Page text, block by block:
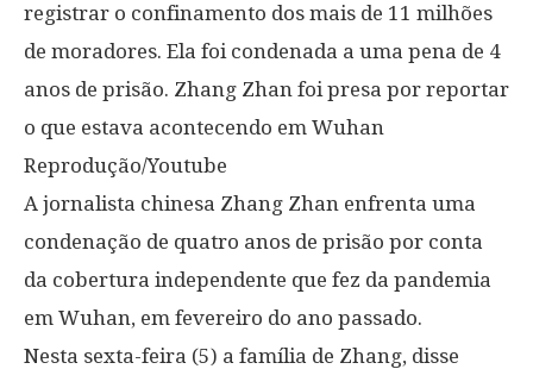
registrar o confinamento dos mais de 11 milhões
de moradores. Ela foi condenada a uma pena de 4
anos de prisão. Zhang Zhan foi presa por reportar
o que estava acontecendo em Wuhan
Reprodução/Youtube
A jornalista chinesa Zhang Zhan enfrenta uma
condenação de quatro anos de prisão por conta
da cobertura independente que fez da pandemia
em Wuhan, em fevereiro do ano passado.
Nesta sexta-feira (5) a família de Zhang, disse